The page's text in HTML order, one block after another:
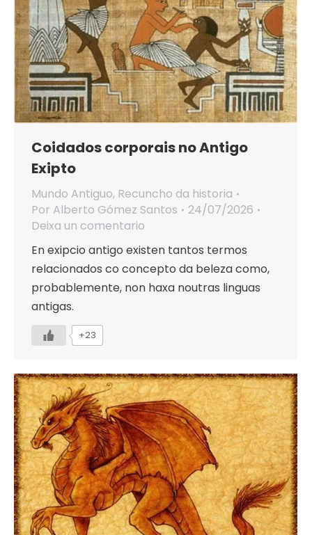
Coidados corporais no Antigo
Exipto
Mundo Antiguo, Recuncho da historia
Por Alberto Gómez Santos
24/07/2026
Deixa un comentario
En exipcio antigo existen tantos termos
relacionados co concepto da beleza como,
probablemente, non haxa noutras linguas
antigas.
+23